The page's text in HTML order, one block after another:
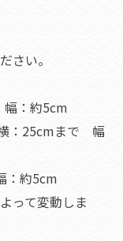
さい。
：約5cm
：25cmまで 幅
約5cm
って変動しま